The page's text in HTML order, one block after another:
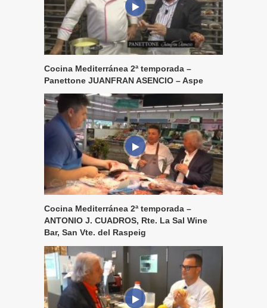
Cocina Mediterránea 2ª temporada –
Panettone JUANFRAN ASENCIO – Aspe
Cocina Mediterránea 2ª temporada –
ANTONIO J. CUADROS, Rte. La Sal Wine
Bar, San Vte. del Raspeig